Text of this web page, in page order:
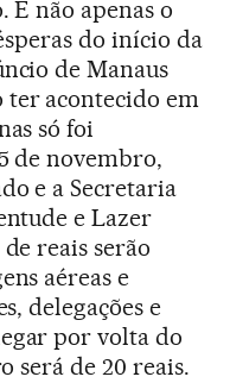
não apenas o
do início da
de Manaus
ter acontecido em
só foi
de novembro,
e a Secretaria
e Lazer
reais serão
aéreas e
delegações e
por volta do
será de 20 reais.